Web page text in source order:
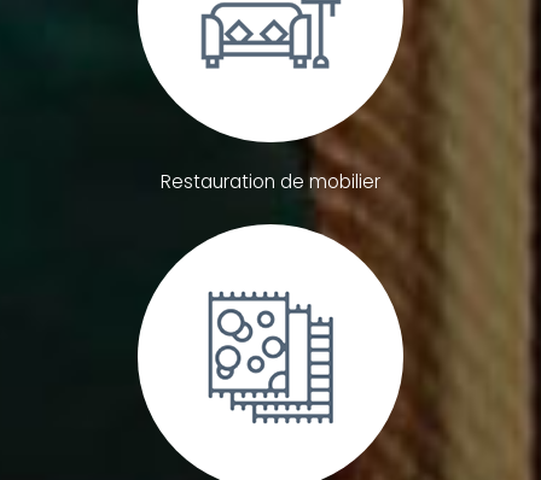
Restauration de mobilier